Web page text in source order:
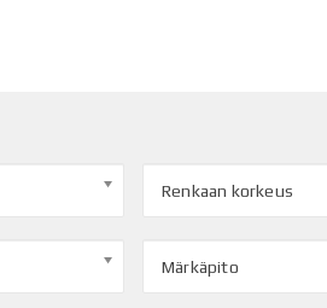
Renkaan korkeus
Märkäpito